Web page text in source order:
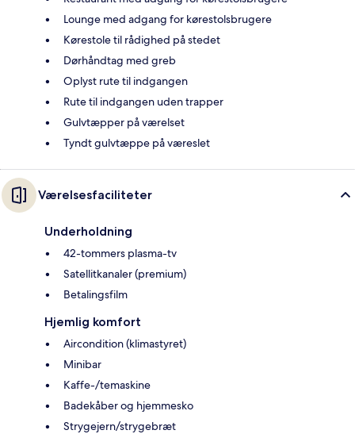
Lounge med adgang for kørestolsbrugere
Kørestole til rådighed på stedet
Dørhåndtag med greb
Oplyst rute til indgangen
Rute til indgangen uden trapper
Gulvtæpper på værelset
Tyndt gulvtæppe på væreslet
Værelsesfaciliteter
Underholdning
42-tommers plasma-tv
Satellitkanaler (premium)
Betalingsfilm
Hjemlig komfort
Aircondition (klimastyret)
Minibar
Kaffe-/temaskine
Badekåber og hjemmesko
Strygejern/strygebræt